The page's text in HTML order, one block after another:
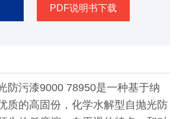
PDF说明书下载
防污漆9000 78950是一种基于纳
质的高固份，化学水解型自抛光防